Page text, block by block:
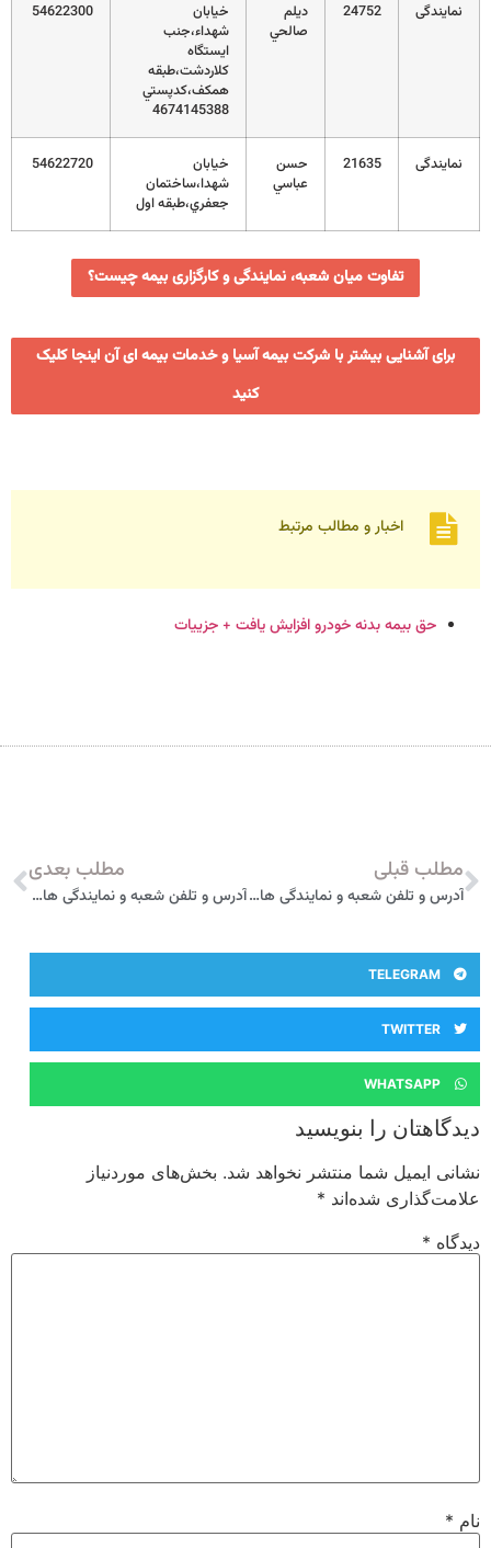
نمایندگی 24752
ديلم
صالحي
خيابان
شهداء،جنب
ايستگاه
کلاردشت،طبقه
همکف،کدپستي
4674145388
54622300
نمایندگی 21635
حسن
عباسي
خيابان
شهدا،ساختمان
جعفري،طبقه اول
54622720
تفاوت میان شعبه، نمایندگی و کارگزاری بیمه چیست؟
برای آشنایی بیشتر با شرکت بیمه آسیا و خدمات بیمه ای آن اینجا کلیک
کنید
اخبار و مطالب مرتبط
حق بیمه بدنه خودرو افزایش یافت + جزییات
مطلب قبلی
آدرس و تلفن شعبه و نمایندگی های بیمه آسیا در سلمان شهر
مطلب بعدی
آدرس و تلفن شعبه و نمایندگی های بیمه آسیا در فریدون کنار
TELEGRAM
TWITTER
WHATSAPP
دیدگاهتان را بنویسید
نشانی ایمیل شما منتشر نخواهد شد. بخش‌های موردنیاز
علامت‌گذاری شده‌اند*
دیدگاه*
نام*